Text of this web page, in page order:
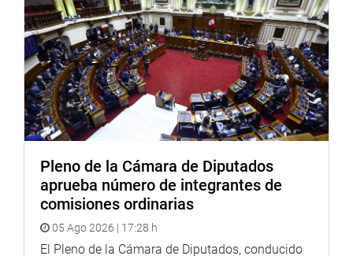
“Se gestionará la dotación de combustible para que las
15 motos policiales puedan patrullar la ciudad”, se
JUNÍN
integrantes del Cuerpo General de Bomberos Voluntarios
Pleno de la Cámara de Diputados
aprueba número de integrantes de
comisiones ordinarias
05 Ago 2026 | 17:28 h
El Pleno de la Cámara de Diputados, conducido